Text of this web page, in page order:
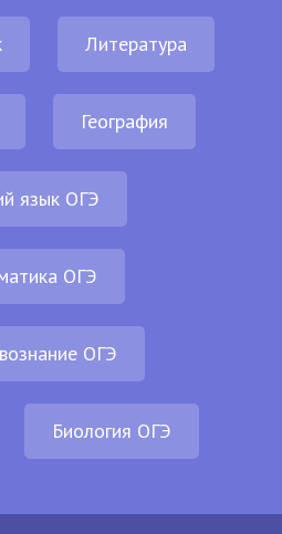
Литература
География
язык ОГЭ
ОГЭ
ОГЭ
Биология ОГЭ